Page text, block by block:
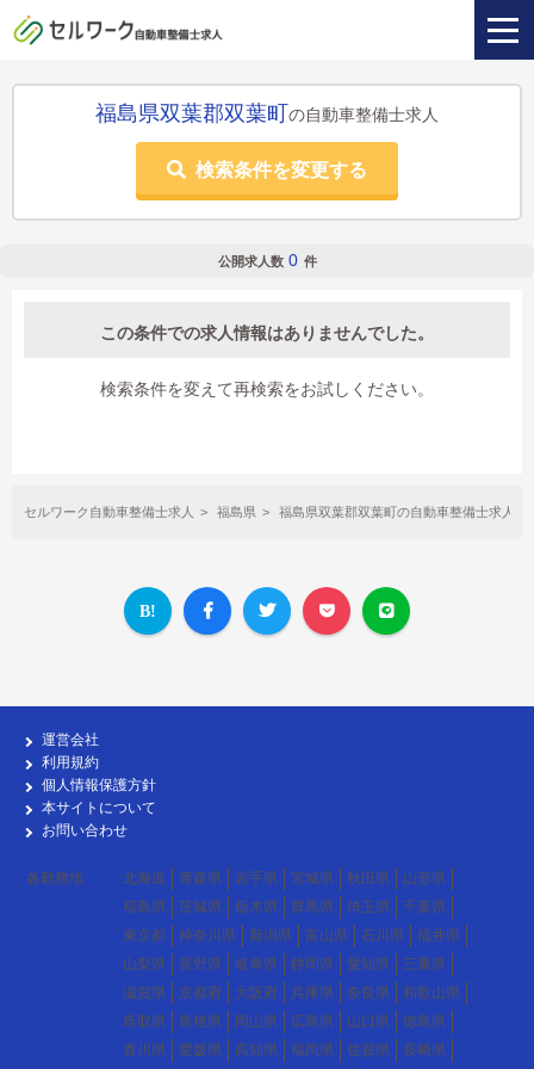
福島県双葉郡双葉町 の自動車整備士求人
検索条件を変更する
公開求人数 0 件
この条件での求人情報はありませんでした。
検索条件を変えて再検索をお試しください。
セルワーク自動車整備士求人 福島県 福島県双葉郡双葉町の自動車整備士求人
運営会社
利用規約
個人情報保護方針
本サイトについて
お問い合わせ
各勤務地 北海道 青森県 岩手県 宮城県 秋田県
山形県
福島県
茨城県 栃木県 群馬県 埼玉県
千葉県
東京都
神奈川県 新潟県 富山県 石川県
福井県
山梨県
長野県 岐阜県 静岡県 愛知県
三重県
滋賀県
京都府 大阪府 兵庫県 奈良県
和歌山県
鳥取県
島根県 岡山県 広島県 山口県
徳島県
香川県
愛媛県 高知県 福岡県 佐賀県 長崎県